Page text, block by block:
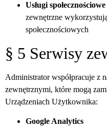
Usługi społecznościowe
zewnętrzne
społecznościowych
§ 5 Serwisy
Administrator współpracuje z
zewnętrznymi, które mogą
Urządzeniach Użytkownika:
Google Analytics